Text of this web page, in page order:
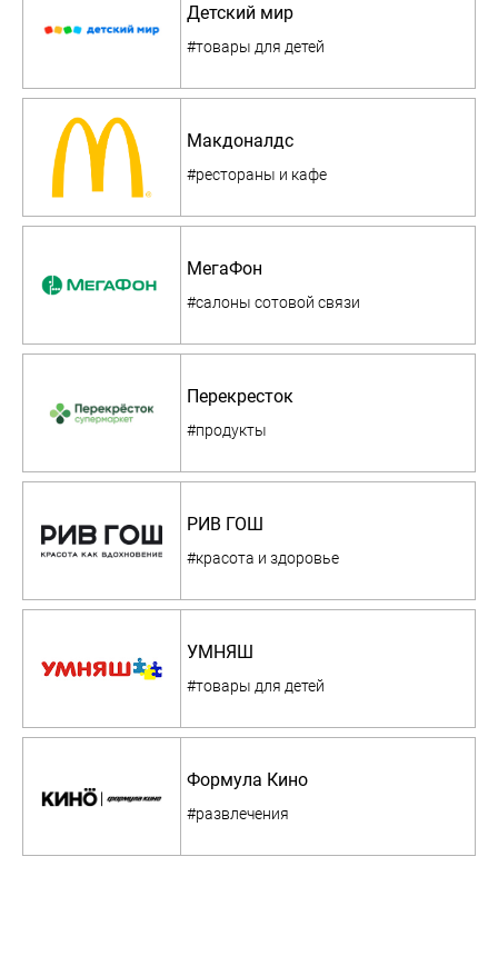
Детский мир
#товары для детей
Макдоналдс
#рестораны и кафе
МегаФон
#салоны сотовой связи
Перекресток
#продукты
РИВ ГОШ
#красота и здоровье
УМНЯШ
#товары для детей
Формула Кино
#развлечения